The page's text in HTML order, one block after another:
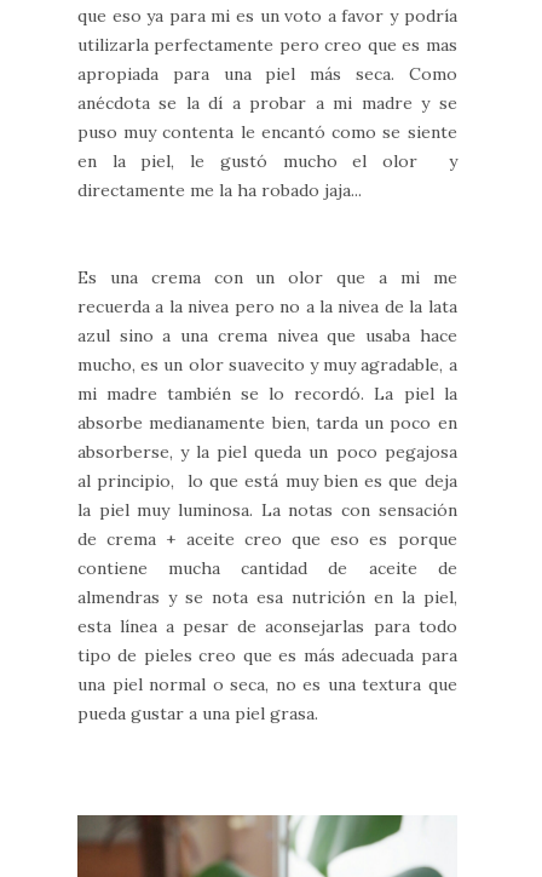
que eso ya para mi es un voto a favor y podría
utilizarla perfectamente pero creo que es mas
apropiada para una piel más seca. Como
anécdota se la dí a probar a mi madre y se
puso muy contenta le encantó como se siente
en la piel, le gustó mucho el olor y
directamente me la ha robado jaja...
Es una crema con un olor que a mi me
recuerda a la nivea pero no a la nivea de la lata
azul sino a una crema nivea que usaba hace
mucho, es un olor suavecito y muy agradable, a
mi madre también se lo recordó. La piel la
absorbe medianamente bien, tarda un poco en
absorberse, y la piel queda un poco pegajosa
al principio, lo que está muy bien es que deja
la piel muy luminosa. La notas con sensación
de crema + aceite creo que eso es porque
contiene mucha cantidad de aceite de
almendras y se nota esa nutrición en la piel,
esta línea a pesar de aconsejarlas para todo
tipo de pieles creo que es más adecuada para
una piel normal o seca, no es una textura que
pueda gustar a una piel grasa.